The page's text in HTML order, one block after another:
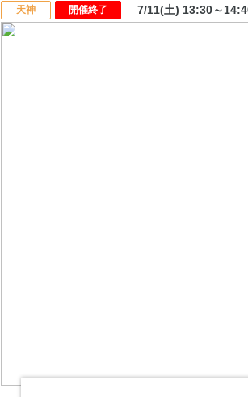
天神 開催終了 7/11(土) 13:30～